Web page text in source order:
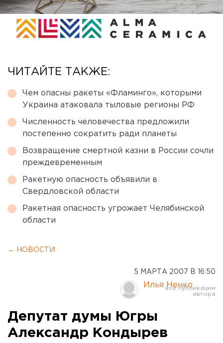
ЧИТАЙТЕ ТАКЖЕ:
Чем опасны ракеты «Фламинго», которыми
Украина атаковала тыловые регионы РФ
Численность человечества предложили
постепенно сократить ради планеты
Возвращение смертной казни в России сочли
преждевременным
Ракетную опасность объявили в
Свердловской области
Ракетная опасность угрожает Челябинской
области
← НОВОСТИ
5 МАРТА 2007 В 16:50
Илья Ненко
Депутат думы Югры
Александр Кондырев